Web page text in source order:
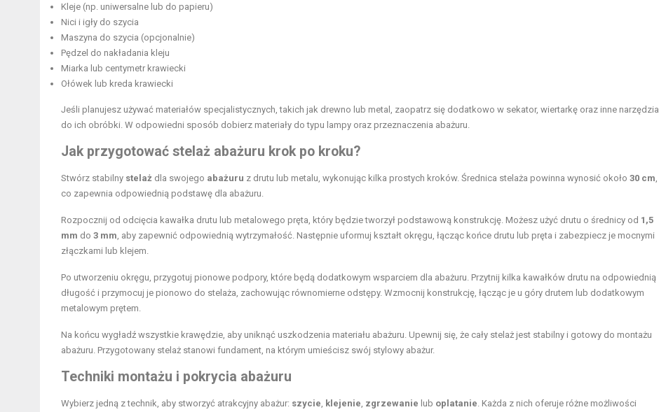
Kleje (np. uniwersalne lub do papieru)
Nici i igły do szycia
Maszyna do szycia (opcjonalnie)
Pędzel do nakładania kleju
Miarka lub centymetr krawiecki
Ołówek lub kreda krawiecki
Jeśli planujesz używać materiałów specjalistycznych, takich jak drewno lub metal, zaopatrz się dodatkowo w sekator, wiertarkę oraz inne narzędzia
do ich obróbki. W odpowiedni sposób dobierz materiały do typu lampy oraz przeznaczenia abażuru.
Jak przygotować stelaż abażuru krok po kroku?
Stwórz stabilny stelaż dla swojego abażuru z drutu lub metalu, wykonując kilka prostych kroków. Średnica stelaża powinna wynosić około 30 cm
co zapewnia odpowiednią podstawę dla abażuru.
Rozpocznij od odcięcia kawałka drutu lub metalowego pręta, który będzie tworzył podstawową konstrukcję. Możesz użyć drutu o średnicy od 1,5
mm do 3 mm , aby zapewnić odpowiednią wytrzymałość. Następnie uformuj kształt okręgu, łącząc końce drutu lub pręta i zabezpiecz je mocnymi
złączkami lub klejem.
Po utworzeniu okręgu, przygotuj pionowe podpory, które będą dodatkowym wsparciem dla abażuru. Przytnij kilka kawałków drutu na odpowiednią
długość i przymocuj je pionowo do stelaża, zachowując równomierne odstępy. Wzmocnij konstrukcję, łącząc je u góry drutem lub dodatkowym
metalowym prętem.
Na końcu wygładź wszystkie krawędzie, aby uniknąć uszkodzenia materiału abażuru. Upewnij się, że cały stelaż jest stabilny i gotowy do montażu
abażuru. Przygotowany stelaż stanowi fundament, na którym umieścisz swój stylowy abażur.
Techniki montażu i pokrycia abażuru
Wybierz jedną z technik, aby stworzyć atrakcyjny abażur: szycie klejenie zgrzewanie lub oplatanie . Każda z nich oferuje różne możliwości